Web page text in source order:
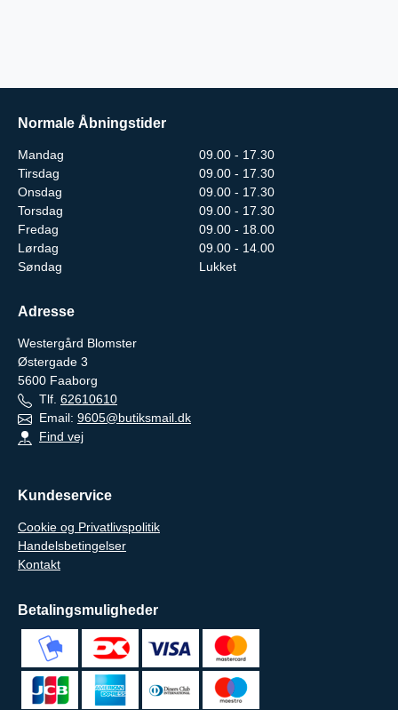
Normale Åbningstider
Mandag
09.00 - 17.30
Tirsdag
09.00 - 17.30
Onsdag
09.00 - 17.30
Torsdag
09.00 - 17.30
Fredag
09.00 - 18.00
Lørdag
09.00 - 14.00
Søndag
Lukket
Adresse
Westergård Blomster
Østergade 3
5600 Faaborg
Tlf. 62610610
Email: 9605@butiksmail.dk
Find vej
Kundeservice
Cookie og Privatlivspolitik
Handelsbetingelser
Kontakt
Betalingsmuligheder